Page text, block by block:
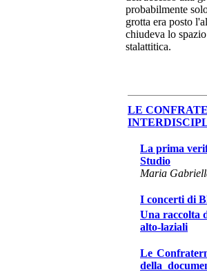
probabilmente
grotta era posto
chiudeva lo
stalattitica.
LE
La prima
Studio
Maria
I concerti di
Una raccolta
alto-laziali
Le
della